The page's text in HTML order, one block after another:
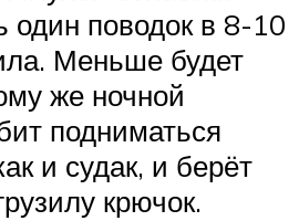
один поводок в 8-10
Меньше будет
же ночной
подниматься
и судак, и берёт
крючок.